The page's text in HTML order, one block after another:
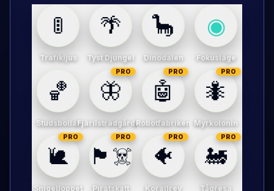
🚦
Trafikljus
🌴
Tyst Djungel
🦕
Dinodalen
◉
Fokusläge
🏀
Studsbollar
🦋
PRO
Fjärilsträdgården
🤖
PRO
Robotfabriken
🐜
PRO
Myrkolonin
🐌
PRO
Snigelloppet
🏴‍☠️
PRO
Piratskatt
🐠
PRO
Korallrev
🚂
PRO
Tågresa